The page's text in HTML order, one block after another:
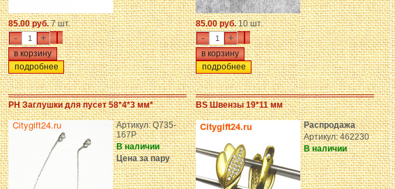
85.00 руб.7 шт.
- +
подробнее
85.00 руб.10 шт.
- +
подробнее
PH Заглушки для пусет 58*4*3 мм*
Артикул: Q735-
167P
В наличии
Цена за пару
BS Швензы 19*11 мм
Распродажа
Артикул: 462230
В наличии